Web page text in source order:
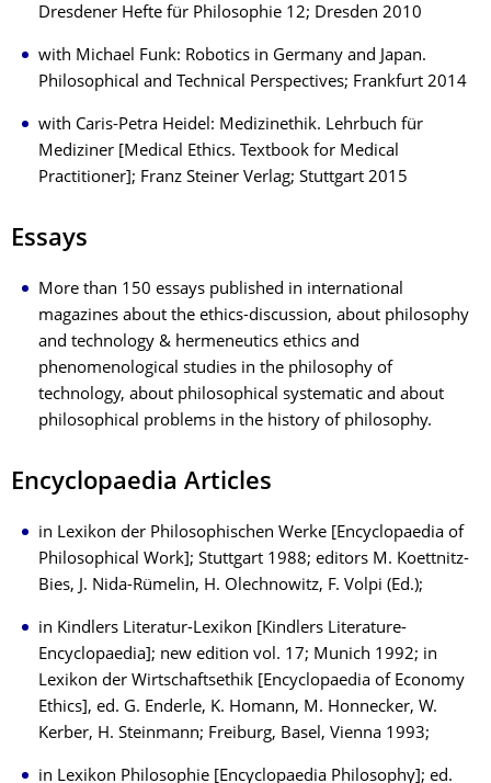
Dresdener Hefte für Philosophie 12; Dresden 2010
with Michael Funk: Robotics in Germany and Japan.
Philosophical and Technical Perspectives; Frankfurt 2014
with Caris-Petra Heidel: Medizinethik. Lehrbuch für
Mediziner [Medical Ethics. Textbook for Medical
Practitioner]; Franz Steiner Verlag; Stuttgart 2015
Essays
More than 150 essays published in international
magazines about the ethics-discussion, about philosophy
and technology & hermeneutics ethics and
phenomenological studies in the philosophy of
technology, about philosophical systematic and about
philosophical problems in the history of philosophy.
Encyclopaedia Articles
in Lexikon der Philosophischen Werke [Encyclopaedia of
Philosophical Work]; Stuttgart 1988; editors M. Koettnitz-
Bies, J. Nida-Rümelin, H. Olechnowitz, F. Volpi (Ed.);
in Kindlers Literatur-Lexikon [Kindlers Literature-
Encyclopaedia]; new edition vol. 17; Munich 1992; in
Lexikon der Wirtschaftsethik [Encyclopaedia of Economy
Ethics], ed. G. Enderle, K. Homann, M. Honnecker, W.
Kerber, H. Steinmann; Freiburg, Basel, Vienna 1993;
in Lexikon Philosophie [Encyclopaedia Philosophy]; ed.